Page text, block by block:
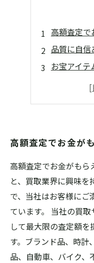
高額査定で
品質に自信
お宝アイテ
一点一点
高額査定でお金が
高額査定でお金がもら
と、買取業界に興味を
で、当社はお客様にご
ています。 当社の買
して最大限の査定額
す。ブランド品、時計
品、自動車、バイク、